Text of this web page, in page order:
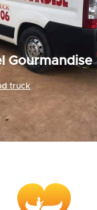
Gourmandise
truck